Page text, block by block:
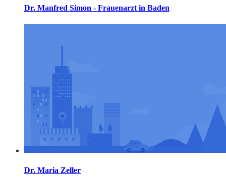
Dr. Manfred Simon - Frauenarzt in Baden
Dr. Maria Zeller